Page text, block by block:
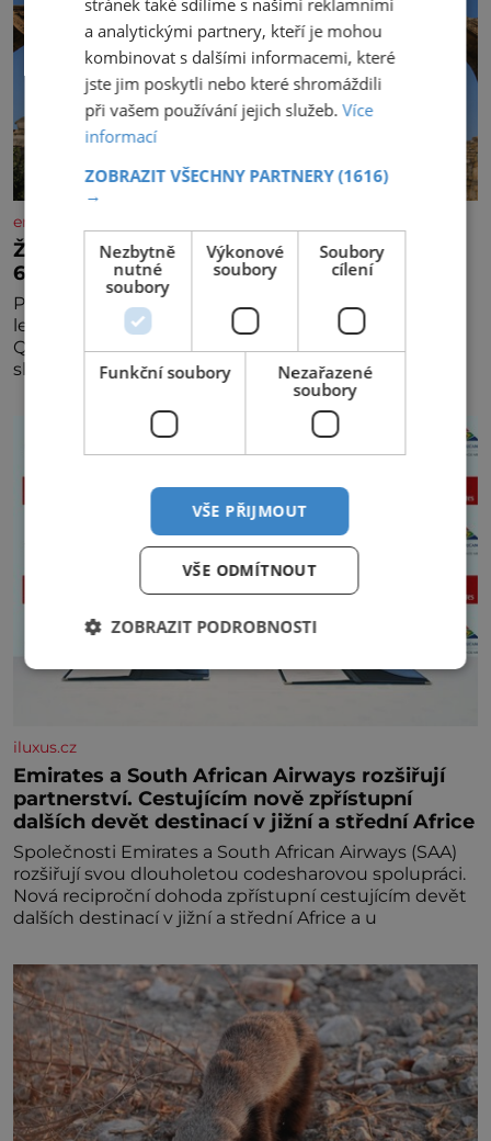
enigmaplus.cz
Železný zázrak z Indie: Proč tento sloup už 1
600 let nezná rez?
Představa, že železo musí na dešti během několika
let zrezivět, bere v Dillí za své. Uprostřed komplexu
Qutb stojí více než sedm metrů vysoký železný
sloup, který už přibližně 1 600 let odolává počasí
iluxus.cz
Emirates a South African Airways rozšiřují
partnerství. Cestujícím nově zpřístupní
dalších devět destinací v jižní a střední Africe
Společnosti Emirates a South African Airways (SAA)
rozšiřují svou dlouholetou codesharovou spolupráci.
Nová reciproční dohoda zpřístupní cestujícím devět
dalších destinací v jižní a střední Africe a u
a analytickými partnery, kteří je mohou
kombinovat s dalšími informacemi, které
jste jim poskytli nebo které shromáždili
při vašem používání jejich služeb.Více
informací
ZOBRAZIT VŠECHNY PARTNERY(1616)
→
Nezbytně
nutné
soubory
Výkonové
soubory
Soubory
cílení
Funkční soubory
Nezařazené
soubory
VŠE PŘIJMOUT
VŠE ODMÍTNOUT
ZOBRAZIT PODROBNOSTI